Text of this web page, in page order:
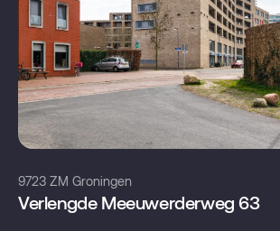
9723 ZM Groningen
Verlengde Meeuwerderweg 63